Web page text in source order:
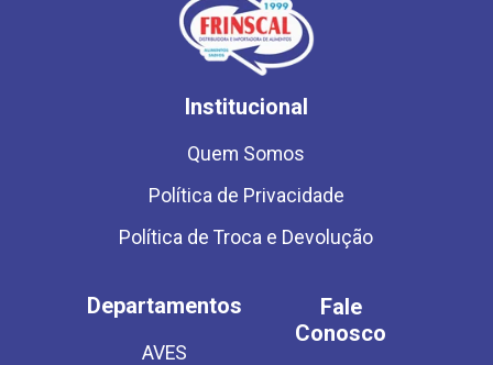
Institucional
Quem Somos
Política de Privacidade
Política de Troca e Devolução
Departamentos
AVES
Fale
Conosco